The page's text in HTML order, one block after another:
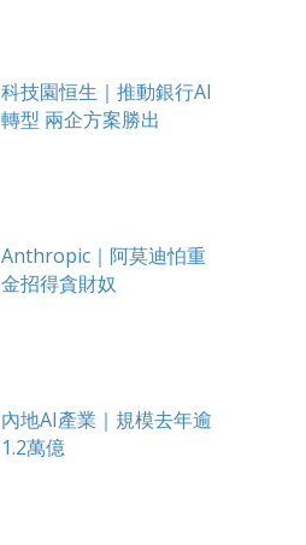
科技園恒生｜推動銀行AI
轉型 兩企方案勝出
Anthropic｜阿莫迪怕重
金招得貪財奴
內地AI產業｜規模去年逾
1.2萬億